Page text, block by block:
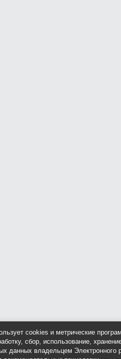
cookies и метрические
сбор, использование,
данных владельцем Электронного